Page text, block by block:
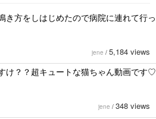
き方をしはじめたので病院に連れて行っ
jene / 5,184 views
け？？超キュートな猫ちゃん動画です♡
jene / 348 views